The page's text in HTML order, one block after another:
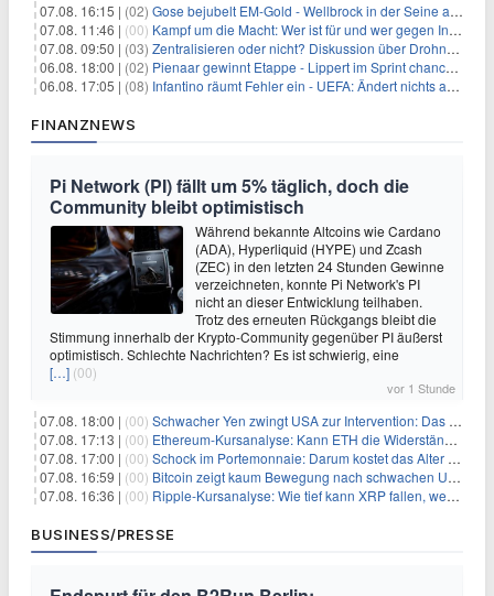
07.08. 16:15 | (02) Gose bejubelt EM-Gold - Wellbrock in der Seine ausgebremst
07.08. 11:46 | (00) Kampf um die Macht: Wer ist für und wer gegen Infantino?
07.08. 09:50 | (03) Zentralisieren oder nicht? Diskussion über Drohnenabwehr
06.08. 18:00 | (02) Pienaar gewinnt Etappe - Lippert im Sprint chancenlos
06.08. 17:05 | (08) Infantino räumt Fehler ein - UEFA: Ändert nichts an Boykott
FINANZNEWS
Pi Network (PI) fällt um 5% täglich, doch die
Community bleibt optimistisch
Während bekannte Altcoins wie Cardano
(ADA), Hyperliquid (HYPE) und Zcash
(ZEC) in den letzten 24 Stunden Gewinne
verzeichneten, konnte Pi Network's PI
nicht an dieser Entwicklung teilhaben.
Trotz des erneuten Rückgangs bleibt die
Stimmung innerhalb der Krypto-Community gegenüber PI äußerst
optimistisch. Schlechte Nachrichten? Es ist schwierig, eine
[…] (00)
vor 1 Stunde
07.08. 18:00 | (00) Schwacher Yen zwingt USA zur Intervention: Das größte Risiko seit 15 Jahren
07.08. 17:13 | (00) Ethereum-Kursanalyse: Kann ETH die Widerstände der gleitenden Durchschnitte überwinden?
07.08. 17:00 | (00) Schock im Portemonnaie: Darum kostet das Alter deutlich mehr als Sie denken
07.08. 16:59 | (00) Bitcoin zeigt kaum Bewegung nach schwachen US-Arbeitsmarktdaten, Fed-Zinserhöhungschancen sinken auf 44%
07.08. 16:36 | (00) Ripple-Kursanalyse: Wie tief kann XRP fallen, wenn die $1-Unterstützung am Wochenende verloren geht?
BUSINESS/PRESSE